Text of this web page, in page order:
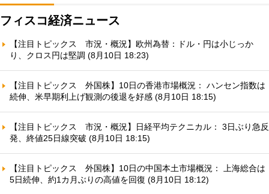
フィスコ経済ニュース
【注目トピックス 市況・概況】欧州為替：ドル・円は小じっか
り、クロス円は堅調 (8月10日 18:23)
【注目トピックス 外国株】10日の香港市場概況： ハンセン指数は
続伸、米早期利上げ観測の後退を好感 (8月10日 18:15)
【注目トピックス 市況・概況】日経平均テクニカル： 3日ぶり急反
発、終値25日線突破 (8月10日 18:15)
【注目トピックス 外国株】10日の中国本土市場概況： 上海総合は
5日続伸、約1カ月ぶりの高値を回復 (8月10日 18:12)